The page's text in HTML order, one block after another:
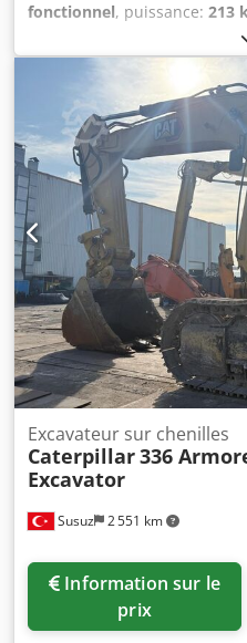
fonctionnel, puissance: 213
, heures
numéro de machine/
MYG00396 incl. godet
env. 39,5 t
Susuz 2 551 km
Excavateur sur chenilles
Caterpillar336
Excavator
prix